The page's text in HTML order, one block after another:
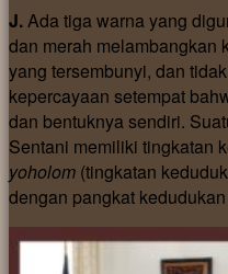
J.Ada tiga warna yang
dan merah melambangkan
yang tersembunyi, dan
kepercayaan setempat
dan bentuknya sendiri.
Sentani memiliki tingkatan
yoholom (tingkatan
dengan pangkat